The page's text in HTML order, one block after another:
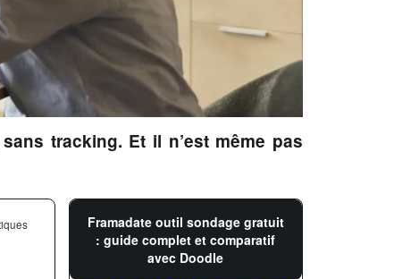
tracking. Et il n’est même pas
Framadate outil sondage gratuit
: guide complet et comparatif
avec Doodle